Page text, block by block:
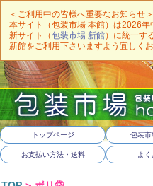
＜ご利用中の皆様へ重要なお知らせ＞
本サイト（包装市場 本館）は2026年
新サイト（包装市場 新館）に統一す
新館をご利用下さいますよう宜しく
トップページ 包装市
お支払い方法・送料 よ